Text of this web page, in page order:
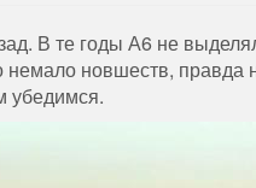
В те годы А6 не
немало новшеств,
убедимся.